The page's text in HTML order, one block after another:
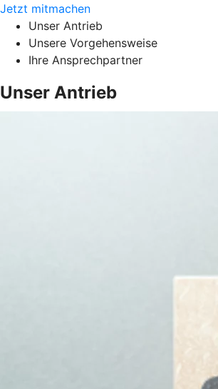
Jetzt mitmachen
Unser Antrieb
Unsere Vorgehensweise
Ihre Ansprechpartner
Unser Antrieb